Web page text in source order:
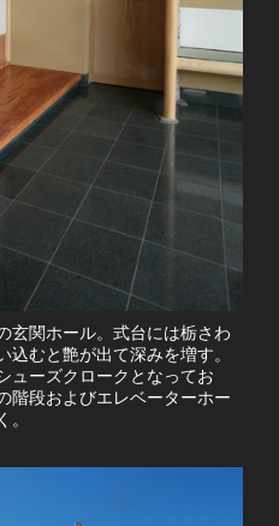
玄関ホール。式台には栃さわ
込むと艶が出て深みを増す。
ューズクロークとなってお
階段およびエレベーターホー
。